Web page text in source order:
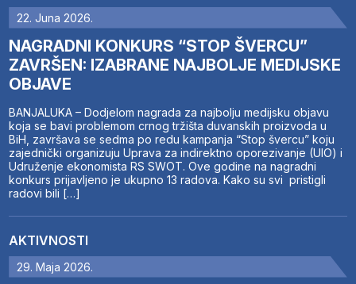
22. Juna 2026.
NAGRADNI KONKURS “STOP ŠVERCU”
ZAVRŠEN: IZABRANE NAJBOLJE MEDIJSKE
OBJAVE
BANJALUKA – Dodjelom nagrada za najbolju medijsku objavu
koja se bavi problemom crnog tržišta duvanskih proizvoda u
BiH, završava se sedma po redu kampanja “Stop švercu” koju
zajednički organizuju Uprava za indirektno oporezivanje (UIO) i
Udruženje ekonomista RS SWOT. Ove godine na nagradni
konkurs prijavljeno je ukupno 13 radova. Kako su svi pristigli
radovi bili […]
AKTIVNOSTI
29. Maja 2026.